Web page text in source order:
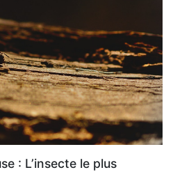
: L’insecte le plus